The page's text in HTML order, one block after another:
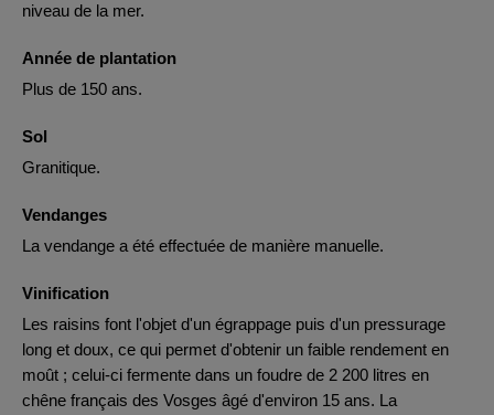
niveau de la mer.
Année de plantation
Plus de 150 ans.
Sol
Granitique.
Vendanges
La vendange a été effectuée de manière manuelle.
Vinification
Les raisins font l'objet d'un égrappage puis d'un pressurage
long et doux, ce qui permet d'obtenir un faible rendement en
moût ; celui-ci fermente dans un foudre de 2 200 litres en
chêne français des Vosges âgé d'environ 15 ans. La